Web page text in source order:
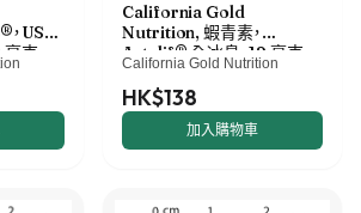
USP
克，
California Gold
Nutrition, 蝦青素，
Astalif® 全冰島，12 毫克，
30 粒素食軟膠囊
California Gold Nutrition
HK$138
加入購物車